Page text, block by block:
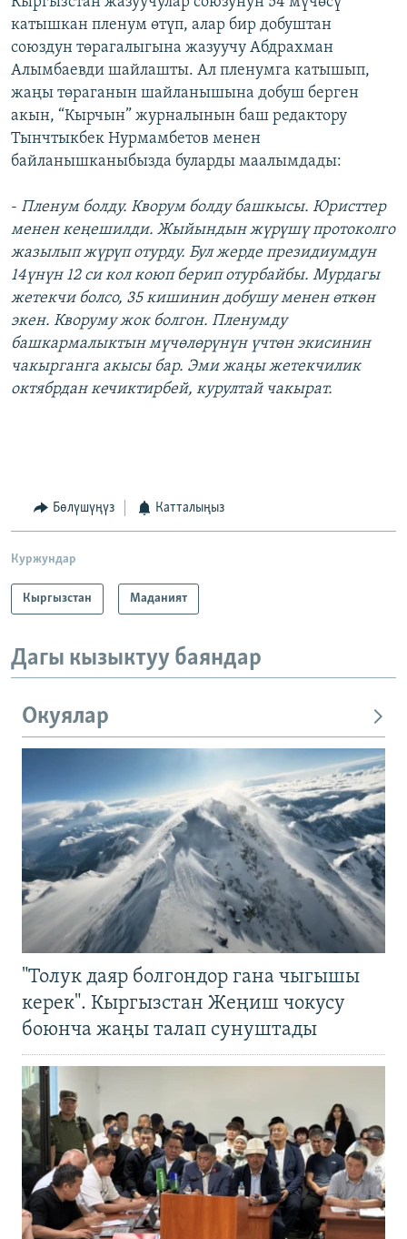
катышкан пленум өтүп, алар бир добуштан
союздун төрагалыгына жазуучу Абдрахман
Алымбаевди шайлашты. Ал пленумга катышып,
жаңы төраганын шайланышына добуш берген
акын, “Кырчын” журналынын баш редактору
Тынчтыкбек Нурмамбетов менен
байланышканыбызда буларды маалымдады:
- Пленум болду. Кворум болду башкысы. Юристтер
менен кеңешилди. Жыйындын жүрүшү протоколго
жазылып жүрүп отурду. Бул жерде президиумдун
14үнүн 12 си кол коюп берип отурбайбы. Мурдагы
жетекчи болсо, 35 кишинин добушу менен өткөн
экен. Кворуму жок болгон. Пленумду
башкармалыктын мүчөлөрүнүн үчтөн экисинин
чакырганга акысы бар. Эми жаңы жетекчилик
октябрдан кечиктирбей, курултай чакырат.
Бөлүшүңүз Катталыңыз
Куржундар
Кыргызстан Маданият
Дагы кызыктуу баяндар
Окуялар
"Толук даяр болгондор гана чыгышы
керек". Кыргызстан Жеңиш чокусу
боюнча жаңы талап сунуштады